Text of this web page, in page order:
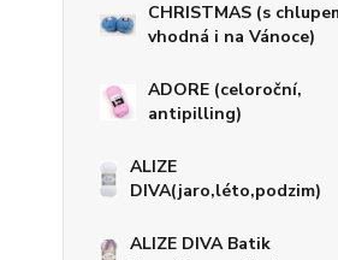
CHRISTMAS (s
vhodná i na Vánoce)
ADORE (celoroční,
antipilling)
ALIZE
DIVA(jaro,léto,podzim)
ALIZE DIVA Batik